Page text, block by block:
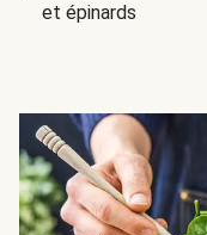
et épinards